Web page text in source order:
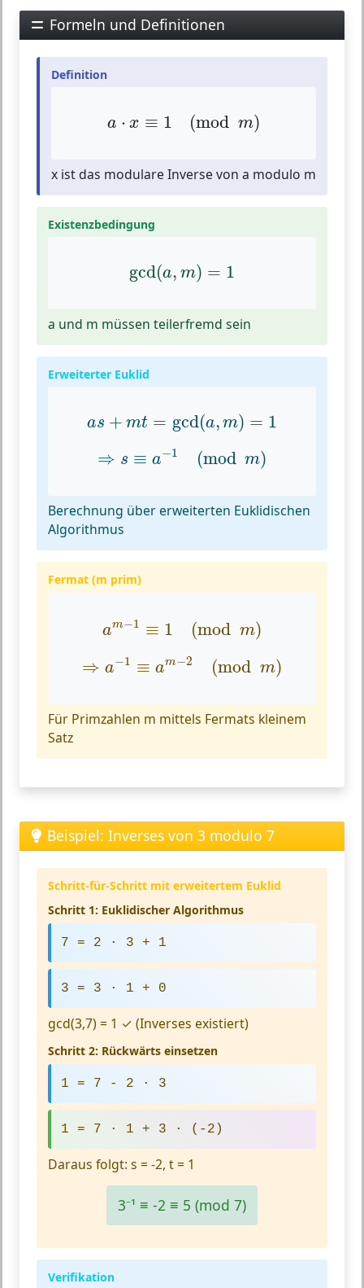
Formeln und Definitionen
Definition
a ⋅ x ≡ 1 (mod m)
1 mod m
x ist das modulare Inverse von a modulo m
Existenzbedingung
gcd(a, m) = 1
gcd m 1
a und m müssen teilerfremd sein
Erweiterter Euklid
as + mt = gcd(a,m) = 1
a m gcd(a =
⇒ s ≡ a−1 (mod m)
−1 mod m
Berechnung über erweiterten Euklidischen
Algorithmus
Fermat (m prim)
am−1 ≡ 1 (mod m)
am ≡ modm
⇒ a−1 ≡ am−2 (mod m)
a− m− mod m
Für Primzahlen m mittels Fermats kleinem
Satz
Beispiel: Inverses von 3 modulo 7
Schritt-für-Schritt mit erweitertem Euklid
Schritt 1: Euklidischer Algorithmus
7 = 2 · 3 + 1
3 = 3 · 1 + 0
gcd(3,7) = 1 ✓ (Inverses existiert)
Schritt 2: Rückwärts einsetzen
1 = 7 - 2 · 3
1 = 7 · 1 + 3 · (-2)
Daraus folgt: s = -2, t = 1
3⁻¹ ≡ -2 ≡ 5 (mod 7)
Verifikation